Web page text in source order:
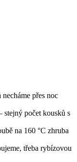
přes noc
stejný počet kousků s
na 160 °C zhruba
třeba rybízovou